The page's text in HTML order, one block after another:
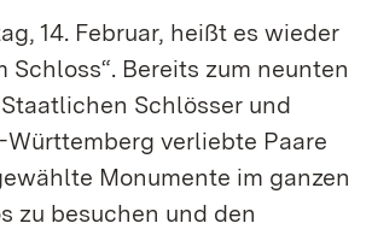
14. Februar, heißt es wieder
Schloss“. Bereits zum neunten
Schlösser und
Württemberg verliebte Paare
Monumente im ganzen
zu besuchen und den